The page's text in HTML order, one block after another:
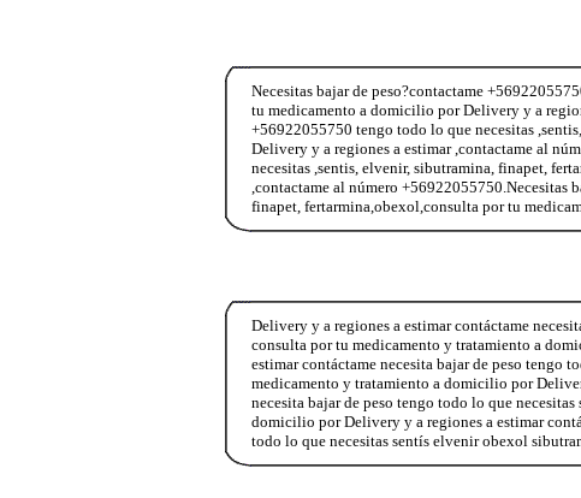
Necesitas bajar de peso?contactame
tu medicamento a domicilio por Delivery y a
+56922055750 tengo todo lo que necesitas
Delivery y a regiones a estimar ,contactame al
necesitas ,sentis, elvenir, sibutramina, finapet,
,contactame al número +56922055750.Necesitas
finapet, fertarmina,obexol,consulta por tu
Delivery y a regiones a estimar contáctame
consulta por tu medicamento y tratamiento a
estimar contáctame necesita bajar de peso tengo
medicamento y tratamiento a domicilio por
necesita bajar de peso tengo todo lo que
domicilio por Delivery y a regiones a estimar
todo lo que necesitas sentís elvenir obexol